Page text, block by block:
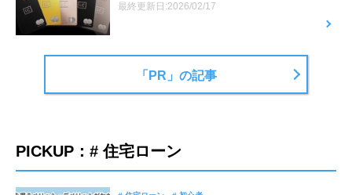
最終更新日:2026/02/17
「PR」の記事
PICKUP：# 住宅ローン